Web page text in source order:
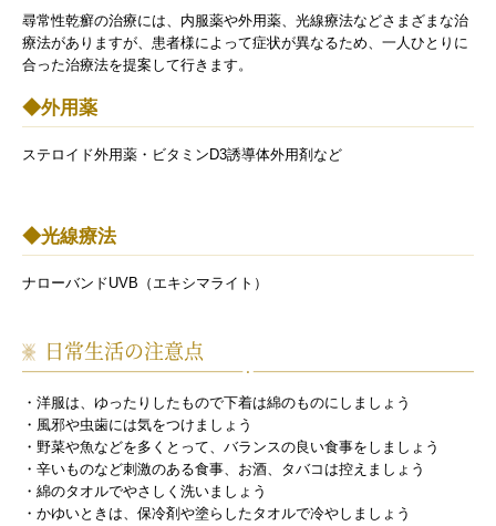
尋常性乾癬の治療には、内服薬や外用薬、光線療法などさまざまな治
療法がありますが、患者様によって症状が異なるため、一人ひとりに
合った治療法を提案して行きます。
◆外用薬
ステロイド外用薬・ビタミンD3誘導体外用剤など
◆光線療法
ナローバンドUVB（エキシマライト）
日常生活の注意点
・洋服は、ゆったりしたもので下着は綿のものにしましょう
・風邪や虫歯には気をつけましょう
・野菜や魚などを多くとって、バランスの良い食事をしましょう
・辛いものなど刺激のある食事、お酒、タバコは控えましょう
・綿のタオルでやさしく洗いましょう
・かゆいときは、保冷剤や塗らしたタオルで冷やしましょう